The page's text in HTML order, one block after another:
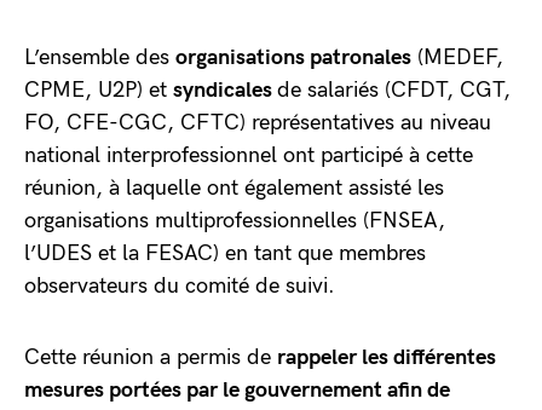
L’ensemble des organisations patronales (MEDEF,
CPME, U2P) et syndicalesde salariés (CFDT, CGT,
FO, CFE-CGC, CFTC) représentatives au niveau
national interprofessionnel ont participé à cette
réunion, à laquelle ont également assisté les
organisations multiprofessionnelles (FNSEA,
l’UDES et la FESAC) en tant que membres
observateurs du comité de suivi.
Cette réunion a permis de rappeler les différentes
mesures portées par le gouvernement afin de